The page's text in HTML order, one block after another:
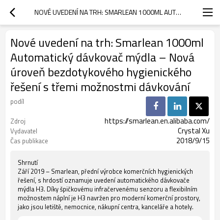
NOVÉ UVEDENÍ NA TRH: SMARLEAN 1000ML AUTOMATICKÝ DÁVKOVAČ MÝDLA – NOVÁ ÚROVEŇ BEZDOTYKOVÉHO HYGIENICKÉHO ŘEŠENÍ S TŘEMI MOŽNOSTMI DÁVKOVÁNÍ
Nové uvedení na trh: Smarlean 1000ml
Automatický dávkovač mýdla – Nová
úroveň bezdotykového hygienického
řešení s třemi možnostmi dávkování
podíl
Zdroj
https://smarlean.en.alibaba.com/
Vydavatel Crystal Xu
Čas publikace 2018/9/15
Shrnutí
Září 2019 – Smarlean, přední výrobce komerčních hygienických
řešení, s hrdostí oznamuje uvedení automatického dávkovače
mýdla H3. Díky špičkovému infračervenému senzoru a flexibilním
možnostem náplní je H3 navržen pro moderní komerční prostory,
jako jsou letiště, nemocnice, nákupní centra, kanceláře a hotely.